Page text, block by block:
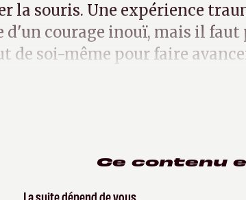
la souris. Une expérience
d'un courage inouï, mais il faut
de soi-même pour faire
Ce contenu
La suite dépend de vous